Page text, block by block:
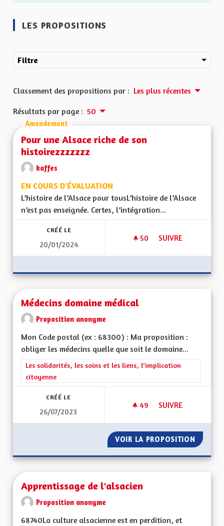
LES PROPOSITIONS
Filtre
Classement des propositions par : Les plus récentes
Résultats par page : 50
Amendement
Pour une Alsace riche de son
histoirezzzzzzz
kaffes
EN COURS D'ÉVALUATION
L’histoire de l’Alsace pour tousL’histoire de l’Alsace
n’est pas enseignée. Certes, l’intégration...
CRÉÉ LE
20/01/2024
50 50 ABONNÉS
SUIVRE
Médecins domaine médical
Proposition anonyme
Mon Code postal (ex : 68300) : Ma proposition :
obliger les médecins quelle que soit le domaine...
Filtrer les résultats de la catégorie : Les solidarités, les soins
Les solidarités, les soins et les liens, l'implication
citoyenne
CRÉÉ LE
26/07/2023
49 49 ABONNÉS
SUIVRE
VOIR LA PROPOSITION
Apprentissage de l'alsacien
Proposition anonyme
68740La culture alsacienne est en perdition, et